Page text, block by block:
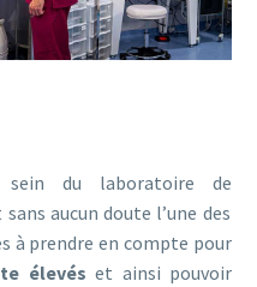
sein du laboratoire de
sans aucun doute l’une des
à prendre en compte pour
élevés et ainsi pouvoir